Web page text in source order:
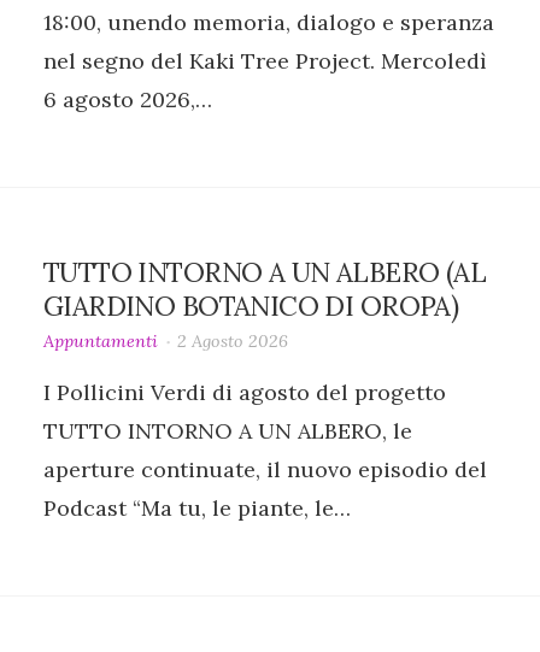
18:00, unendo memoria, dialogo e speranza
nel segno del Kaki Tree Project. Mercoledì
6 agosto 2026,…
TUTTO INTORNO A UN ALBERO (AL
GIARDINO BOTANICO DI OROPA)
Appuntamenti 2 Agosto 2026
I Pollicini Verdi di agosto del progetto
TUTTO INTORNO A UN ALBERO, le
aperture continuate, il nuovo episodio del
Podcast “Ma tu, le piante, le…